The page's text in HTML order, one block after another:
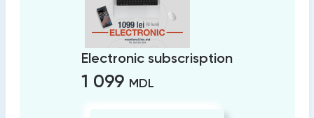
Electronic subscrisption
1 099 MDL